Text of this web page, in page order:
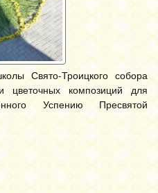
Свято-Троицкого собора
цветочных композиций для
Успению Пресвятой